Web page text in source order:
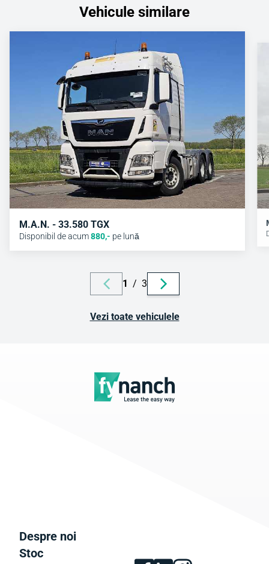
Vehicule similare
M.A.N. - 33.580 TGX
Disponibil de acum880,- pe lună
1 / 3
Vezi toate vehiculele
Despre noi
Stoc